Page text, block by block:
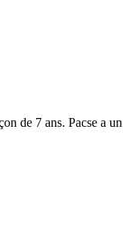
7 ans. Pacse a un